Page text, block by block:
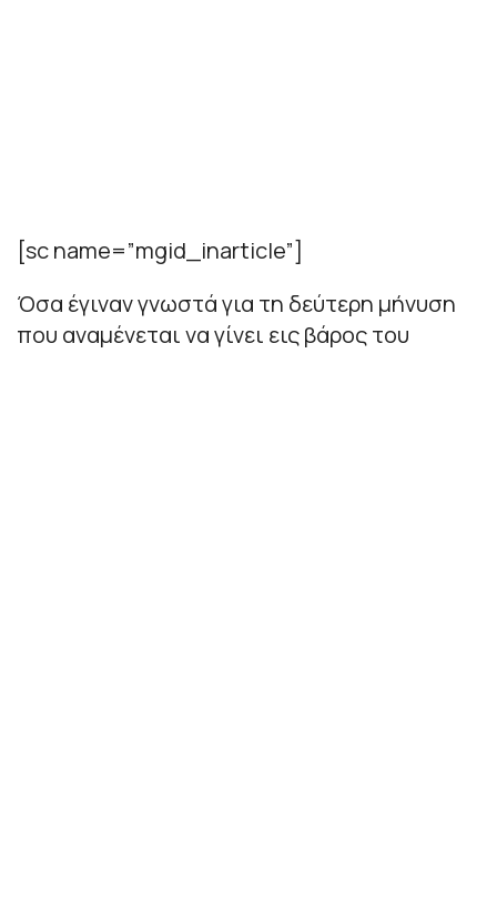
[sc name=”mgid_inarticle”]
Όσα έγιναν γνωστά για τη δεύτερη μήνυση
που αναμένεται να γίνει εις βάρος του